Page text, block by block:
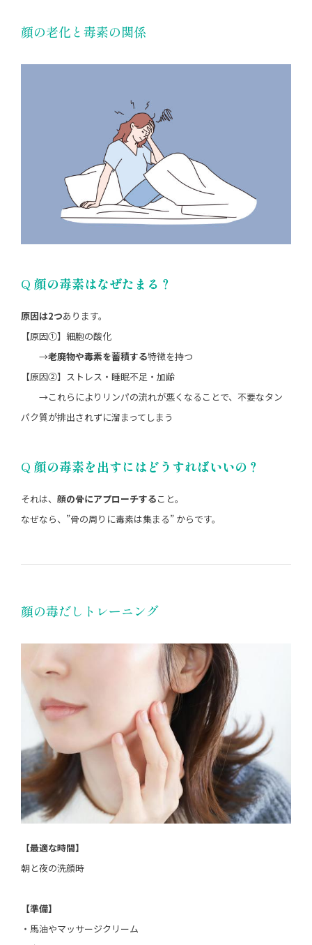
顔の老化と毒素の関係
Q 顔の毒素はなぜたまる？
原因は2つあります。
【原因①】細胞の酸化
→老廃物や毒素を蓄積する特徴を持つ
【原因②】ストレス・睡眠不足・加齢
→これらによりリンパの流れが悪くなることで、不要なタン
パク質が排出されずに溜まってしまう
Q 顔の毒素を出すにはどうすればいいの？
それは、 顔の骨にアプローチすること。
なぜなら、”骨の周りに毒素は集まる” からです。
顔の毒だしトレーニング
【最適な時間】
朝と夜の洗顔時
【準備】
・馬油やマッサージクリーム